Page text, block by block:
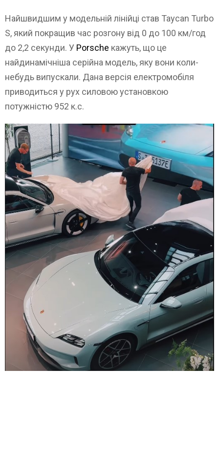
Найшвидшим у модельній лінійці став Taycan Turbo
S, який покращив час розгону від 0 до 100 км/год
до 2,2 секунди. У Porsche кажуть, що це
найдинамічніша серійна модель, яку вони коли-
небудь випускали. Дана версія електромобіля
приводиться у рух силовою установкою
потужністю 952 к.с.